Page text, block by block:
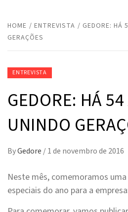
HOME ENTREVISTA
GEDORE: HÁ
GERAÇÕES
ENTREVISTA
GEDORE: HÁ
UNINDO
ByGedore /1 de novembro de 2016
Neste mês, comemoramos
especiais do ano para a